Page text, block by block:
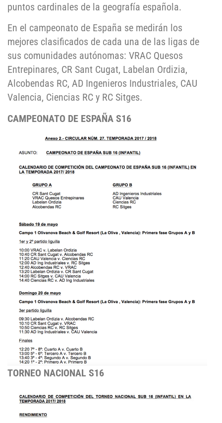
puntos cardinales de la geografía española.
En el campeonato de España se medirán los
mejores clasificados de cada una de las ligas de
sus comunidades autónomas: VRAC Quesos
Entrepinares, CR Sant Cugat, Labelan Ordizia,
Alcobendas RC, AD Ingenieros Industriales, CAU
Valencia, Ciencias RC y RC Sitges.
CAMPEONATO DE ESPAÑA S16
TORNEO NACIONAL S16